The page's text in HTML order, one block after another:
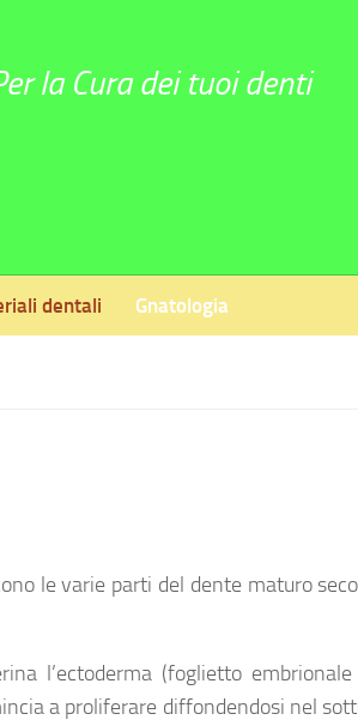
la Cura dei tuoi denti
dentali Gnatologia
le varie parti del dente maturo
l’ectoderma (foglietto
a proliferare diffondendosi nel